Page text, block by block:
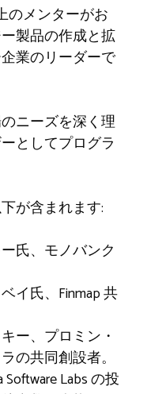
のメンターがお
製品の作成と拡
業のリーダーで
ニーズを深く理
としてプログラ
が含まれます:
氏、モノバンク
イ氏、Finmap 共
ー、プロミン・
の共同創設者。
Software Labs の投